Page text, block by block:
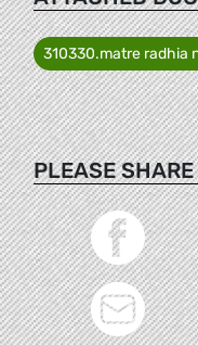
310330.matre radhia
PLEASE SHARE